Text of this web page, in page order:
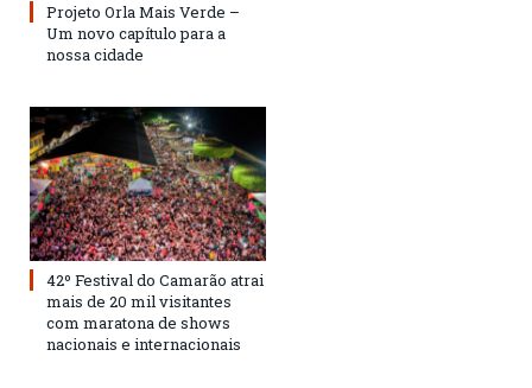
Projeto Orla Mais Verde –
Um novo capítulo para a
nossa cidade
42º Festival do Camarão atrai
mais de 20 mil visitantes
com maratona de shows
nacionais e internacionais